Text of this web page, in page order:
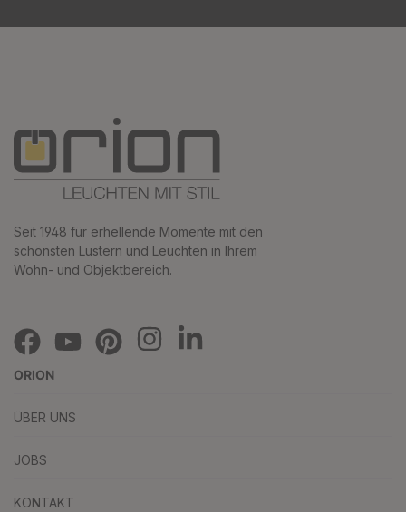
Seit 1948 für erhellende Momente mit den
schönsten Lustern und Leuchten in Ihrem
Wohn- und Objektbereich.
ORION
ÜBER UNS
JOBS
KONTAKT